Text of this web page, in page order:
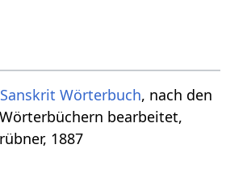
Sanskrit Wörterbuch, nach den
bearbeitet,
1887